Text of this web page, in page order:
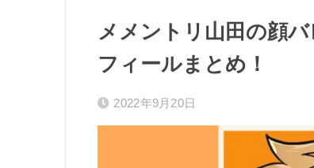
メメントリ山田の顔
フィールまとめ！
2022年9月20日